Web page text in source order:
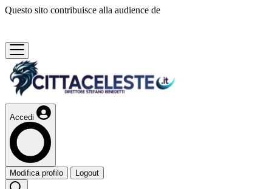
Questo sito contribuisce alla audience de
Accedi
Modifica profilo Logout